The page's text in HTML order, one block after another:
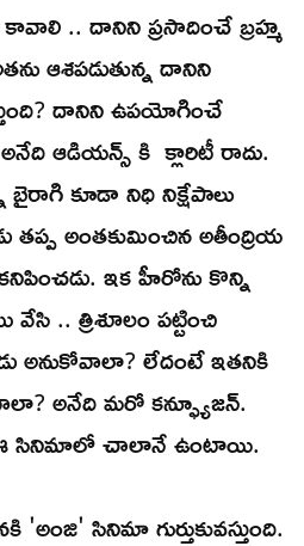
.. దానిని ప్రసాదించే బ్రహ్మ
ఆశపడుతున్న దానిని
దానిని ఉపయోగించే
ఆడియన్స్ కి క్లారిటీ రాదు.
బైరాగి కూడా నిధి నిక్షేపాలు
తప్ప అంతకుమించిన అతీంద్రియ
కనిపించడు. ఇక హీరోను కొన్ని
.. త్రిశూలం పట్టించి
అనుకోవాలా? లేదంటే ఇతనికి
అనేది మరో కన్ఫ్యూజన్.
ఈ సినిమాలో చాలానే ఉంటాయి.
సినిమా గుర్తుకువస్తుంది.